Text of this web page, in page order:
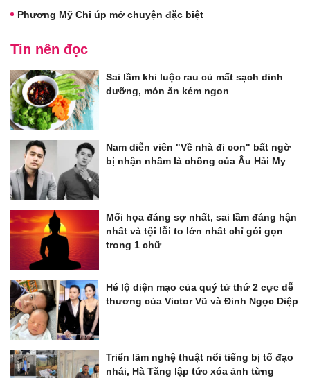
Phương Mỹ Chi úp mở chuyện đặc biệt
Tin nên đọc
Sai lầm khi luộc rau củ mất sạch dinh
dưỡng, món ăn kém ngon
Nam diễn viên "Về nhà đi con" bất ngờ
bị nhận nhầm là chồng của Âu Hải My
Mối họa đáng sợ nhất, sai lầm đáng hận
nhất và tội lỗi to lớn nhất chỉ gói gọn
trong 1 chữ
Hé lộ diện mạo của quý tử thứ 2 cực dễ
thương của Victor Vũ và Đinh Ngọc Diệp
Triển lãm nghệ thuật nổi tiếng bị tố đạo
nhái, Hà Tăng lập tức xóa ảnh từng